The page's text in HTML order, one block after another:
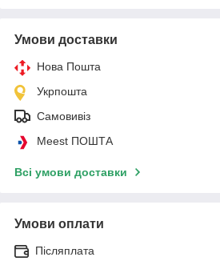
Умови доставки
Нова Пошта
Укрпошта
Самовивіз
Meest ПОШТА
Всі умови доставки
Умови оплати
Післяплата